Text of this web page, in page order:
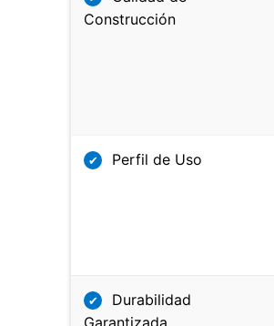
Construcción
✔ Perfil de Uso
✔
Durabilidad
Garantizada